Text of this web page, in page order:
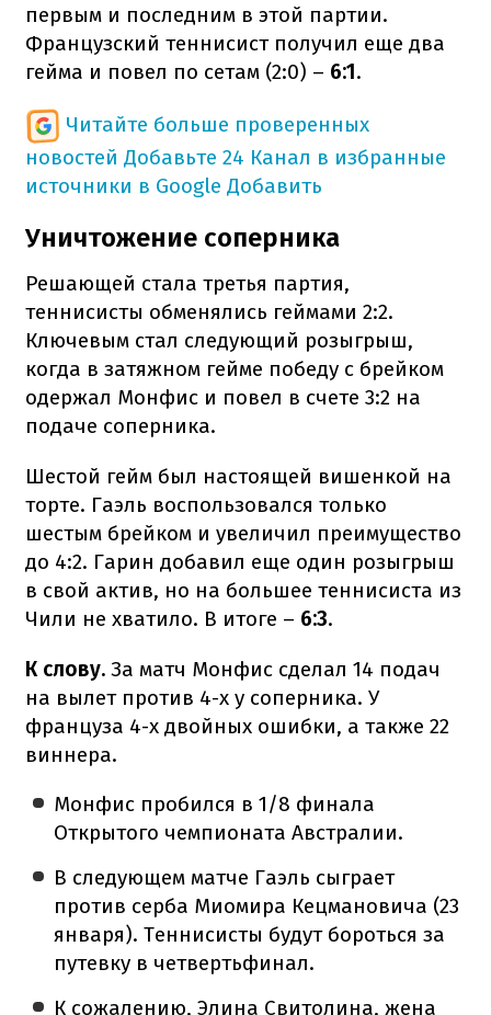
первым и последним в этой партии.
Французский теннисист получил еще два
гейма и повел по сетам (2:0) – 6:1.
Читайте больше проверенных
новостей Добавьте 24 Канал в избранные
источники в Google Добавить
Уничтожение соперника
Решающей стала третья партия,
теннисисты обменялись геймами 2:2.
Ключевым стал следующий розыгрыш,
когда в затяжном гейме победу с брейком
одержал Монфис и повел в счете 3:2 на
подаче соперника.
Шестой гейм был настоящей вишенкой на
торте. Гаэль воспользовался только
шестым брейком и увеличил преимущество
до 4:2. Гарин добавил еще один розыгрыш
в свой актив, но на большее теннисиста из
Чили не хватило. В итоге – 6:3.
К слову. За матч Монфис сделал 14 подач
на вылет против 4-х у соперника. У
француза 4-х двойных ошибки, а также 22
виннера.
Монфис пробился в 1/8 финала
Открытого чемпионата Австралии.
В следующем матче Гаэль сыграет
против серба Миомира Кецмановича (23
января). Теннисисты будут бороться за
путевку в четвертьфинал.
К сожалению, Элина Свитолина, жена